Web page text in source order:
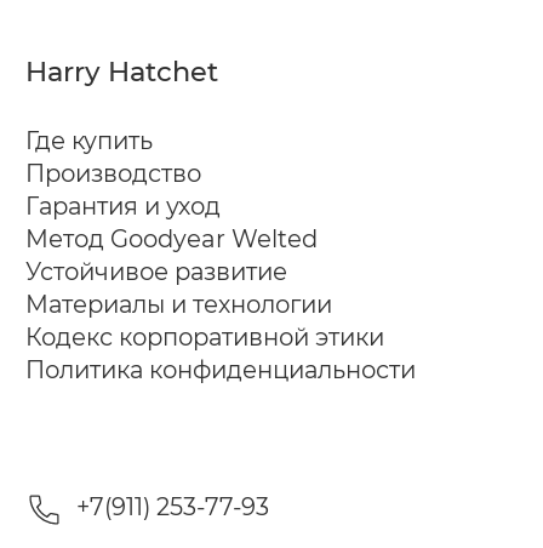
+7(911) 253-77-93
Harry Hatchet
Где купить
Производство
Гарантия и уход
Метод Goodyear Welted
Устойчивое развитие
Материалы и технологии
Кодекс корпоративной этики
Политика конфиденциальности